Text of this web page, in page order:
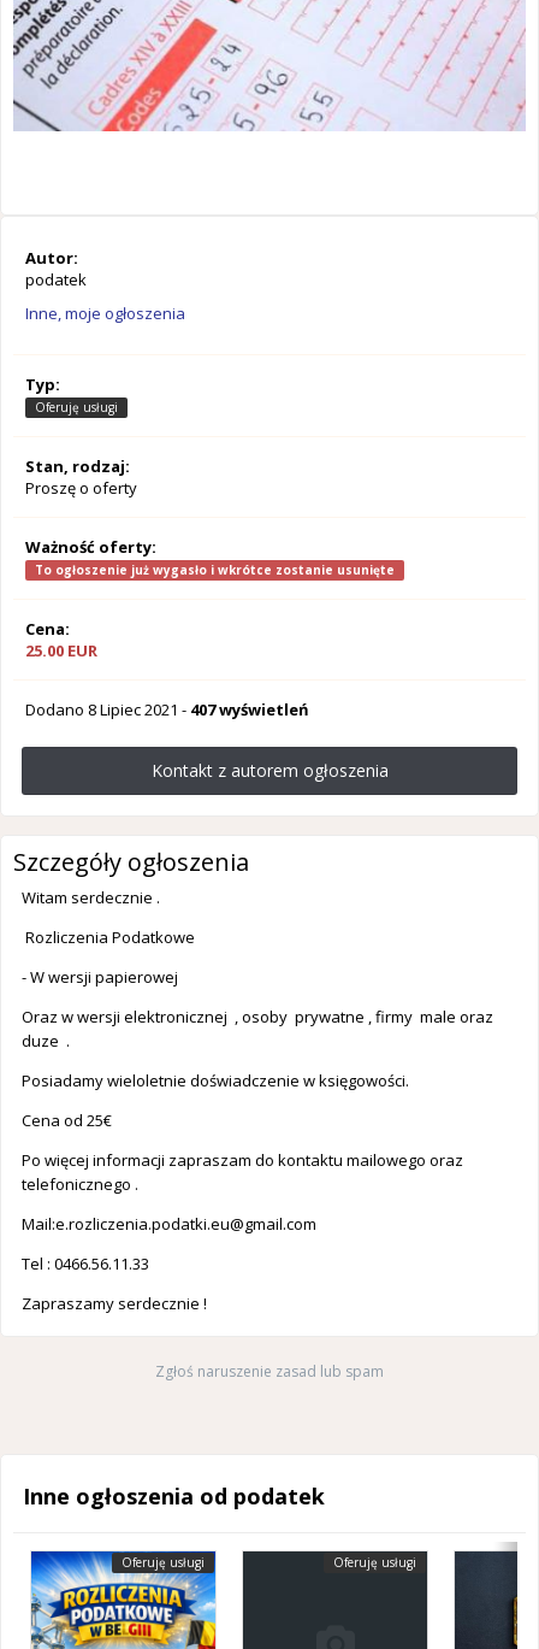
Autor:
podatek
Inne, moje ogłoszenia
Typ:
Oferuję usługi
Stan, rodzaj:
Proszę o oferty
Ważność oferty:
To ogłoszenie już wygasło i wkrótce zostanie usunięte
Cena:
25.00 EUR
Dodano 8 Lipiec 2021 - 407 wyświetleń
Kontakt z autorem ogłoszenia
Szczegóły ogłoszenia
Witam serdecznie .
Rozliczenia Podatkowe
- W wersji papierowej
Oraz w wersji elektronicznej , osoby prywatne , firmy male oraz
duze .
Posiadamy wieloletnie doświadczenie w księgowości.
Cena od 25€
Po więcej informacji zapraszam do kontaktu mailowego oraz
telefonicznego .
Mail:e.rozliczenia.podatki.eu@gmail.com
Tel : 0466.56.11.33
Zapraszamy serdecznie !
Zgłoś naruszenie zasad lub spam
Inne ogłoszenia od podatek
Oferuję usługi Oferuję usługi